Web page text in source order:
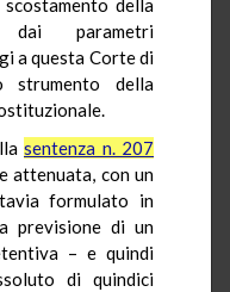
della
dai parametri
a questa Corte di
strumento della
sentenza n. 207
attenuata, con un
formulato in
previsione di un
– e quindi
di quindici